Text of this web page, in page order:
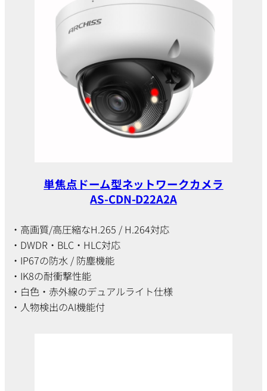
単焦点ドーム型ネットワークカメラ
AS-CDN-D22A2A
・高画質/高圧縮なH.265 / H.264対応
・DWDR・BLC・HLC対応
・IP67の防水 / 防塵機能
・IK8の耐衝撃性能
・白色・赤外線のデュアルライト仕様
・人物検出のAI機能付